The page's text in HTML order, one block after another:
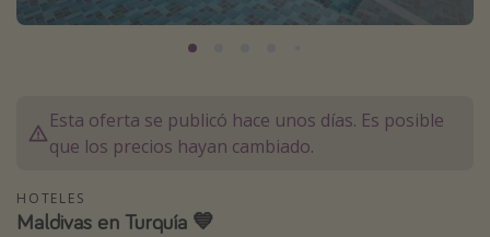
Marruecos
Tailandia
Albania
Esta oferta se publicó hace unos días. Es posible
que los precios hayan cambiado.
HOTELES
Maldivas en Turquía 💙